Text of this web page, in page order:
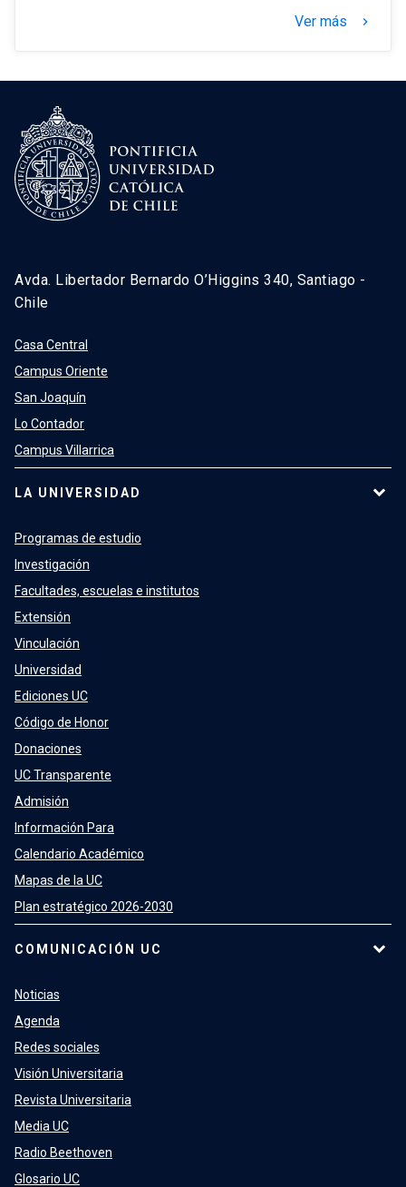
Ver más keyboard_arrow_right
Avda. Libertador Bernardo O’Higgins 340, Santiago -
Chile
Casa Central
Campus Oriente
San Joaquín
Lo Contador
Campus Villarrica
LA UNIVERSIDAD
Programas de estudio
Investigación
Facultades, escuelas e institutos
Extensión
Vinculación
Universidad
Ediciones UC
Código de Honor
Donaciones
UC Transparente
Admisión
Información Para
Calendario Académico
Mapas de la UC
Plan estratégico 2026-2030
COMUNICACIÓN UC
Noticias
Agenda
Redes sociales
Visión Universitaria
Revista Universitaria
Media UC
Radio Beethoven
Glosario UC